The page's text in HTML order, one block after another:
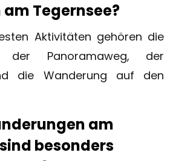
Tegernsee?
Aktivitäten gehören die
der Panoramaweg, der
die Wanderung auf den
am
besonders